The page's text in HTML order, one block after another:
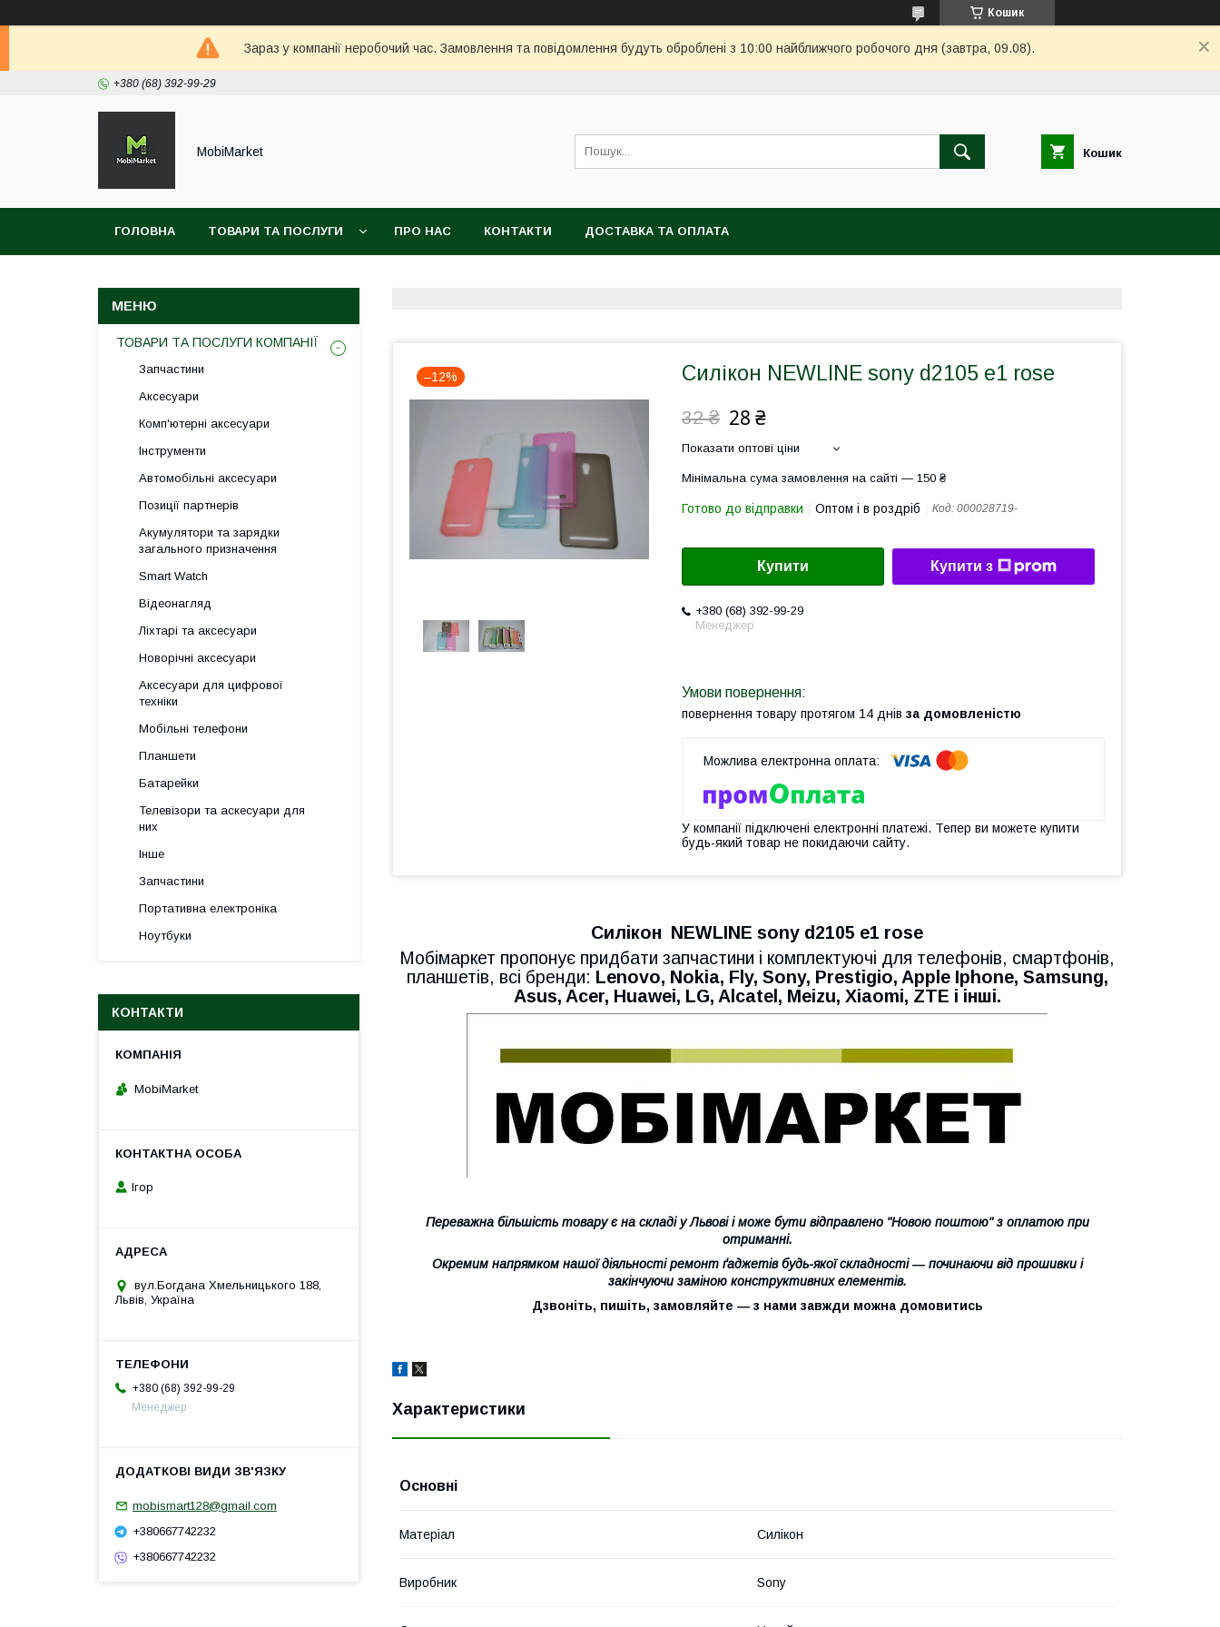
Кошик
Зараз у компанії неробочий час. Замовлення та повідомлення будуть оброблені з 10:00 найближчого робочого дня (завтра, 09.08).
+380 (68) 392-99-29
MobiMarket Кошик
ГОЛОВНА ТОВАРИ ТА ПОСЛУГИ ПРО НАС КОНТАКТИ ДОСТАВКА ТА ОПЛАТА
–12% Силікон NEWLINE sony d2105 e1 rose
32 ₴ 28 ₴
Показати оптові ціни
Мінімальна сума замовлення на сайті — 150 ₴
Готово до відправки Оптом і в роздріб Код: 000028719-
Купити Купити з
+380 (68) 392-99-29
Менеджер
повернення товару протягом 14 днів за домовленістю
У компанії підключені електронні платежі. Тепер ви можете купити
будь-який товар не покидаючи сайту.
Силікон NEWLINE sony d2105 e1 rose
Мобімаркет пропонує придбати запчастини і комплектуючі для телефонів, смартфонів,
планшетів, всі бренди: Lenovo, Nokia, Fly, Sony, Prestigio, Apple Iphone, Samsung,
Asus, Acer, Huawei, LG, Alcatel, Meizu, Xiaomi, ZTE і інші.
Переважна більшість товару є на складі у Львові і може бути відправлено "Новою поштою" з оплатою при
отриманні.
Окремим напрямком нашої діяльності ремонт ґаджетів будь-якої складності ― починаючи від прошивки і
закінчуючи заміною конструктивних елементів.
Дзвоніть, пишіть, замовляйте ― з нами завжди можна домовитись
Характеристики
Основні
Матеріал Силікон
Виробник Sony
ТОВАРИ ТА ПОСЛУГИ КОМПАНІЇ
Запчастини
Аксесуари
Комп'ютерні аксесуари
Інструменти
Автомобільні аксесуари
Позиції партнерів
Акумулятори та зарядки
загального призначення
Smart Watch
Відеонагляд
Ліхтарі та аксесуари
Новорічні аксесуари
Аксесуари для цифрової
техніки
Мобільні телефони
Планшети
Батарейки
Телевізори та аскесуари для
них
Інше
Запчастини
Портативна електроніка
Ноутбуки
КОНТАКТИ
MobiMarket
Ігор
вул.Богдана Хмельницького 188,
Львів, Україна
+380 (68) 392-99-29
Менеджер
mobismart128@gmail.com
+380667742232
+380667742232